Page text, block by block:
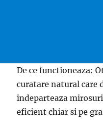
De ce functioneaza:
curatare natural care
indeparteaza
eficient chiar si pe